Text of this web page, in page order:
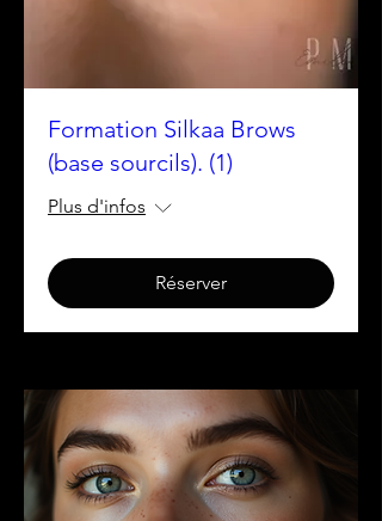
Formation Silkaa Brows
(base sourcils). (1)
Plus d'infos
Réserver